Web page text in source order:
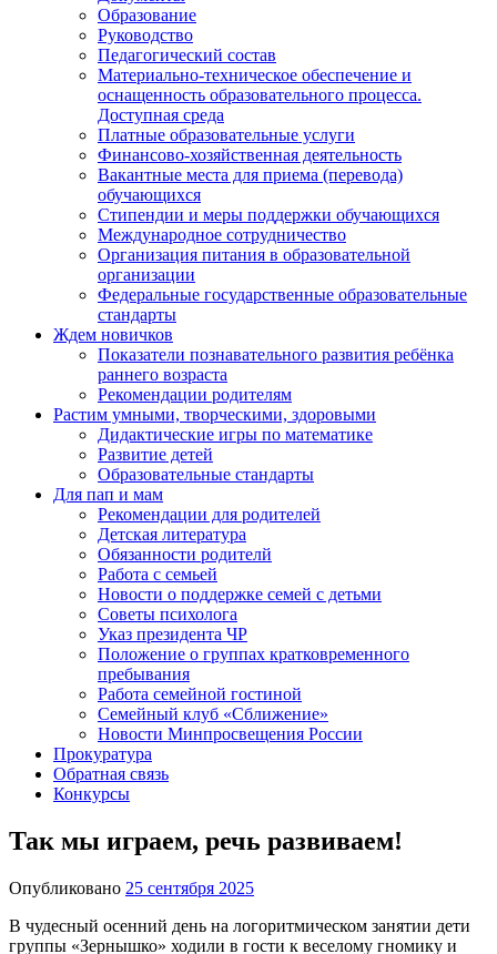
Образование
Руководство
Педагогический состав
Материально-техническое обеспечение и
оснащенность образовательного процесса.
Доступная среда
Платные образовательные услуги
Финансово-хозяйственная деятельность
Вакантные места для приема (перевода)
обучающихся
Стипендии и меры поддержки обучающихся
Международное сотрудничество
Организация питания в образовательной
организации
Федеральные государственные образовательные
стандарты
Ждем новичков
Показатели познавательного развития ребёнка
раннего возраста
Рекомендации родителям
Растим умными, творческими, здоровыми
Дидактические игры по математике
Развитие детей
Образовательные стандарты
Для пап и мам
Рекомендации для родителей
Детская литература
Обязанности родителй
Работа с семьей
Новости о поддержке семей с детьми
Советы психолога
Указ президента ЧР
Положение о группах кратковременного
пребывания
Работа семейной гостиной
Семейный клуб «Сближение»
Новости Минпросвещения России
Прокуратура
Обратная связь
Конкурсы
Так мы играем, речь развиваем!
Опубликовано 25 сентября 2025
В чудесный осенний день на логоритмическом занятии дети
группы «Зернышко» ходили в гости к веселому гномику и